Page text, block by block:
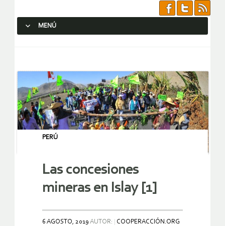
MENÚ
PERÚ
Las concesiones
mineras en Islay [1]
6 AGOSTO, 2019 AUTOR:
COOPERACCIÓN.ORG